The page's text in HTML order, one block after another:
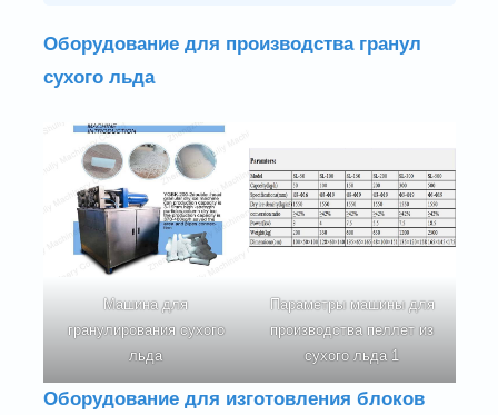
Оборудование для производства гранул
сухого льда
Машина для
гранулирования сухого
льда
Параметры машины для
производства пеллет из
сухого льда 1
Оборудование для изготовления блоков